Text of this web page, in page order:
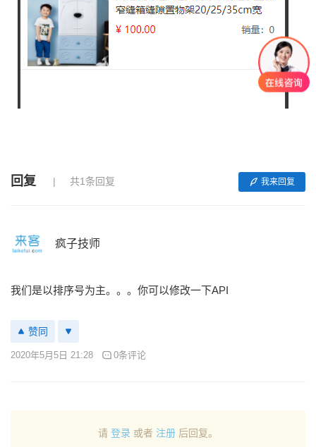
回复 共1条回复 我来回复
疯子技师
我们是以排序号为主。。。你可以修改一下API
赞同
2020年5月5日 21:28 0条评论
请 登录 或者 注册 后回复。